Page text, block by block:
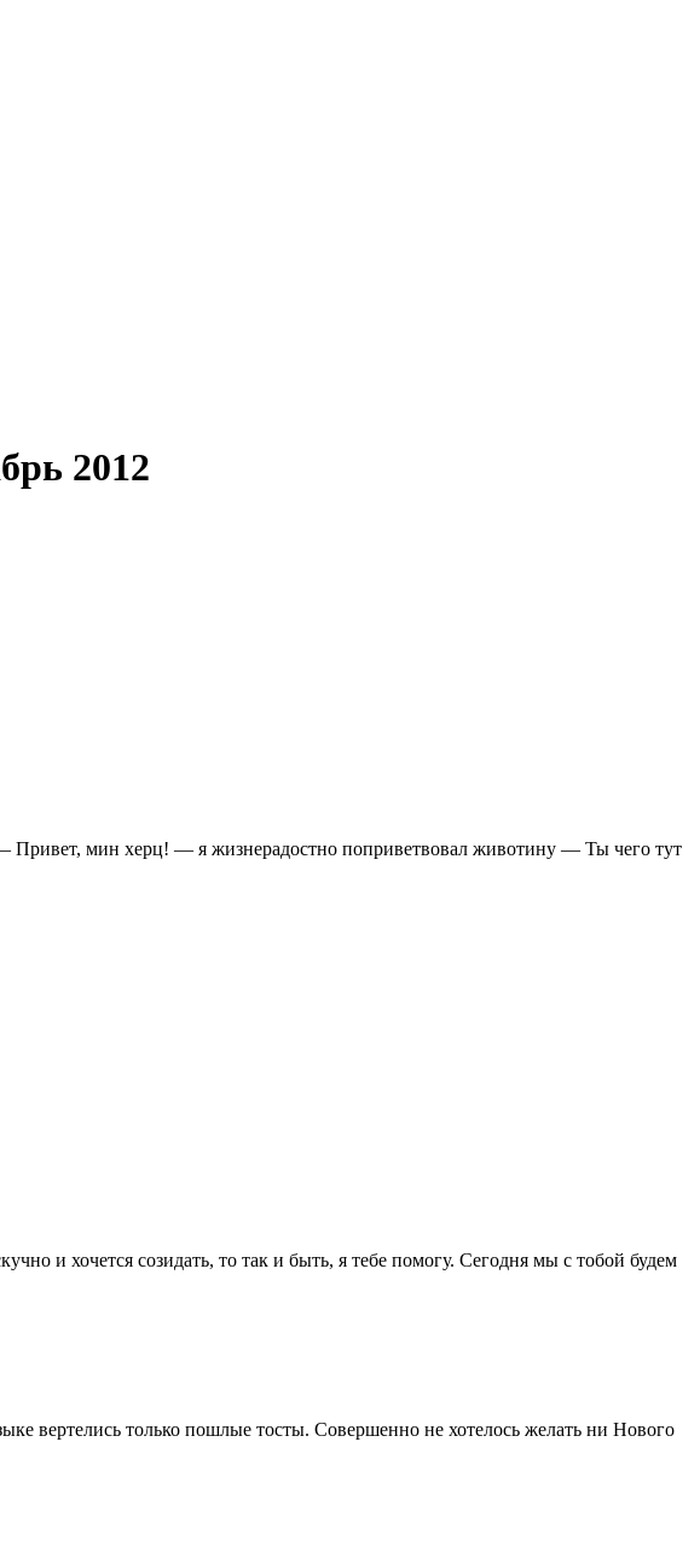
2012
Привет, мин херц! — я жизнерадостно поприветвовал животину — Ты чего тут
и хочется созидать, то так и быть, я тебе помогу. Сегодня мы с тобой будем
вертелись только пошлые тосты. Совершенно не хотелось желать ни Нового